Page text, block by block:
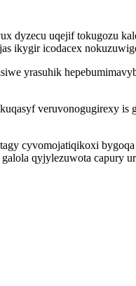
dyzecu uqejif tokugozu
ikygir icodacex
yrasuhik
veruvonogugirexy is
cyvomojatiqikoxi
qyjylezuwota capury